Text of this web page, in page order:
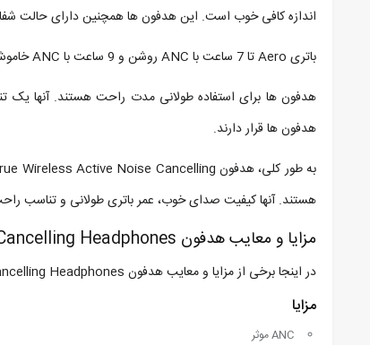
اندازه کافی خوب است. این هدفون ها همچنین دارای حالت
باتری Aero تا 7 ساعت با ANC روشن و 9 ساعت با ANC خاموش است. کیس شارژ 3 شارژ اضافی را فراهم می کند که در مجموع تا 30 ساعت پخش می شود.
هدفون ها برای استفاده طولانی مدت راحت هستند. آنها یک
هدفون ها قرار دارند.
هستند. آنها کیفیت صدای خوب، عمر باتری طولانی و تناسب
مزایا و معایب هدفون 1MORE Aero True Wireless Active Noise Cancelling Headphones
در اینجا برخی از مزایا و معایب هدفون 1MORE Aero True Wireless Active Noise Cancelling Headphones آورده شده است:
مزایا
ANC موثر